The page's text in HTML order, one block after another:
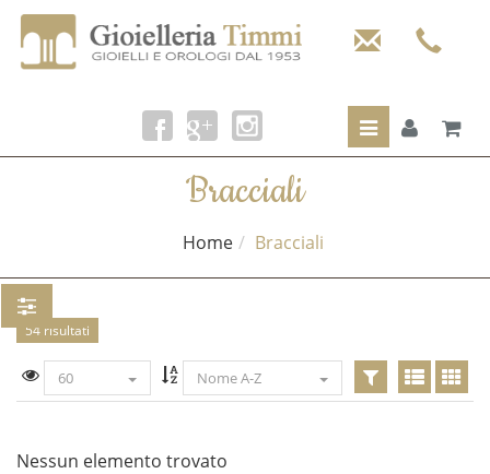
Toggle
navigation
Bracciali
Home Bracciali
54 risultati
Nome A-Z
60
Nessun elemento trovato